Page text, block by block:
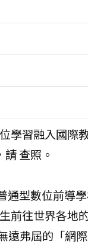
學習融入國際
查照。
型數位前導
前往世界各地
遠弗屆的「網